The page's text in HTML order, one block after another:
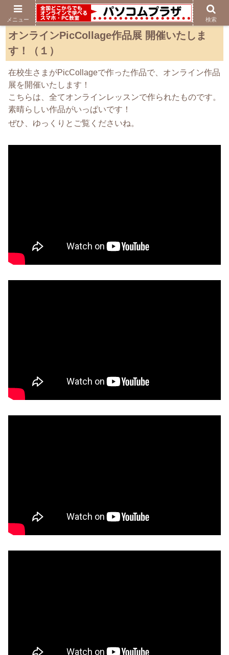
オンラインPicCollage作品展 開催いたしま
す！（１）
在校生さまがPicCollageで作った作品で、オンライン作品
展を開催いたします！
こちらは、全てオンラインレッスンで作られたものです。
素晴らしい作品がいっぱいです！
ぜひ、ゆっくりとご覧くださいね。
メニュー 検索